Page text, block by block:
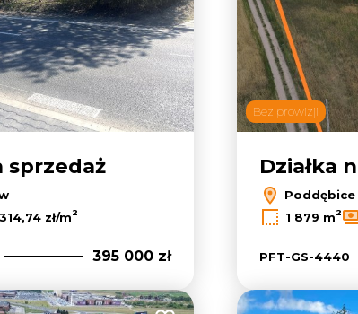
sprzedaż
314,74 zł/m2
395 000 zł
Bez prowizji
Działka
1 879 m2
PFT-GS-4440